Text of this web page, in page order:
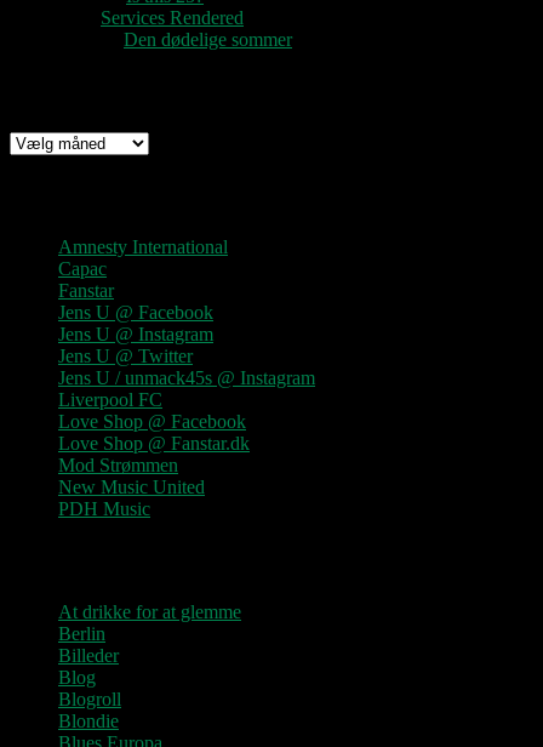
Services Rendered
Den dødelige sommer
Arkiv
Amnesty International
Capac
Fanstar
Jens U @ Facebook
Jens U @ Instagram
Jens U @ Twitter
Jens U / unmack45s @ Instagram
Liverpool FC
Love Shop @ Facebook
Love Shop @ Fanstar.dk
Mod Strømmen
New Music United
PDH Music
At drikke for at glemme
Berlin
Billeder
Blog
Blogroll
Blondie
Blues Europa